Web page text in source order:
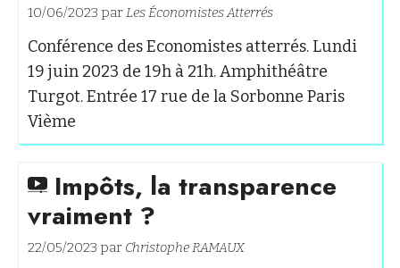
10/06/2023 parLes Économistes Atterrés
Conférence des Economistes atterrés. Lundi
19 juin 2023 de 19h à 21h. Amphithéâtre
Turgot. Entrée 17 rue de la Sorbonne Paris
Vième
Impôts, la transparence
vraiment ?
22/05/2023 par Christophe RAMAUX